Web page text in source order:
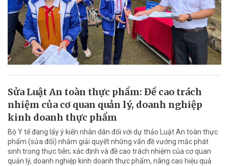
Sửa Luật An toàn thực phẩm: Đề cao trách
nhiệm của cơ quan quản lý, doanh nghiệp
kinh doanh thực phẩm
Bộ Y tế đang lấy ý kiến nhân dân đối với dự thảo Luật An toàn thực
phẩm (sửa đổi) nhằm giải quyết những vấn đề vướng mắc phát
sinh trong thực tiễn; xác định và đề cao trách nhiệm của cơ quan
quản lý, doanh nghiệp kinh doanh thực phẩm, nâng cao hiệu quả